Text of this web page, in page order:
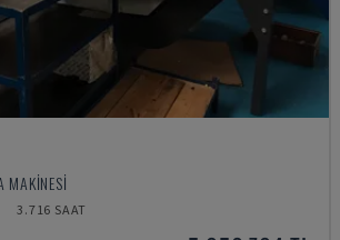
MAKINESI
3.716 SAAT